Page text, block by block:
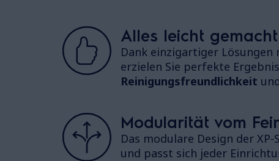
Alles leicht gemacht
Dank einzigartiger Lösungen
erzielen Sie perfekte
Reinigungsfreundlichkeit
Modularität vom
Das modulare Design der
und passt sich jeder